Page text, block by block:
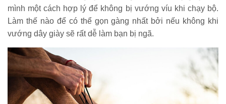
mình một cách hợp lý để không bị vướng víu khi chạy bộ.
Làm thế nào để có thể gọn gàng nhất bởi nếu không khi
vướng dây giày sẽ rất dễ làm bạn bị ngã.